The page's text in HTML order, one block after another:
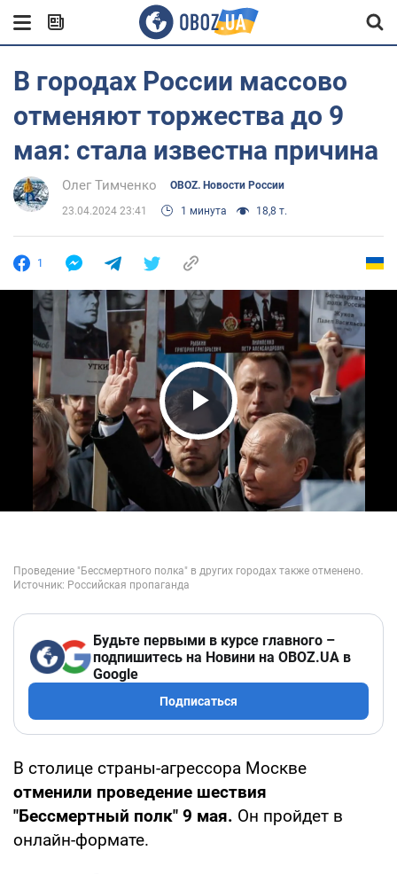
В городах России массово
отменяют торжества до 9
мая: стала известна причина
Олег Тимченко OBOZ. Новости России
23.04.2024 23:41 1 минута 18,8 т.
1
Play Video
Будьте первыми в курсе главного –
подпишитесь на Новини на OBOZ.UA в
Google
Подписаться
В столице страны-агрессора Москве
отменили проведение шествия
"Бессмертный полк" 9 мая. Он пройдет в
онлайн-формате.